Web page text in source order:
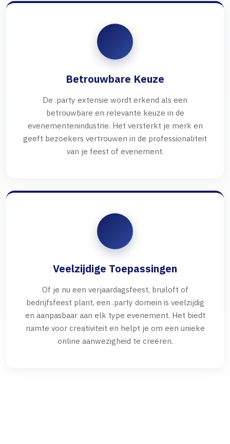
Betrouwbare Keuze
De .party extensie wordt erkend als een
betrouwbare en relevante keuze in de
evenementenindustrie. Het versterkt je merk en
geeft bezoekers vertrouwen in de professionaliteit
van je feest of evenement.
Veelzijdige Toepassingen
Of je nu een verjaardagsfeest, bruiloft of
bedrijfsfeest plant, een .party domein is veelzijdig
en aanpasbaar aan elk type evenement. Het biedt
ruimte voor creativiteit en helpt je om een unieke
online aanwezigheid te creëren.